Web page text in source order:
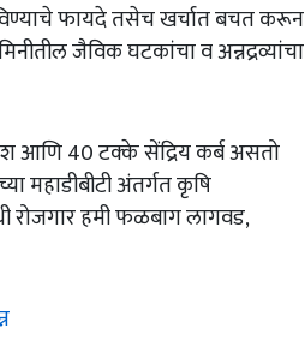
फायदे तसेच खर्चात बचत करून
जैविक घटकांचा व अन्नद्रव्यांचा
आणि 40 टक्के सेंद्रिय कर्ब असतो
महाडीबीटी अंतर्गत कृषि
रोजगार हमी फळबाग लागवड,